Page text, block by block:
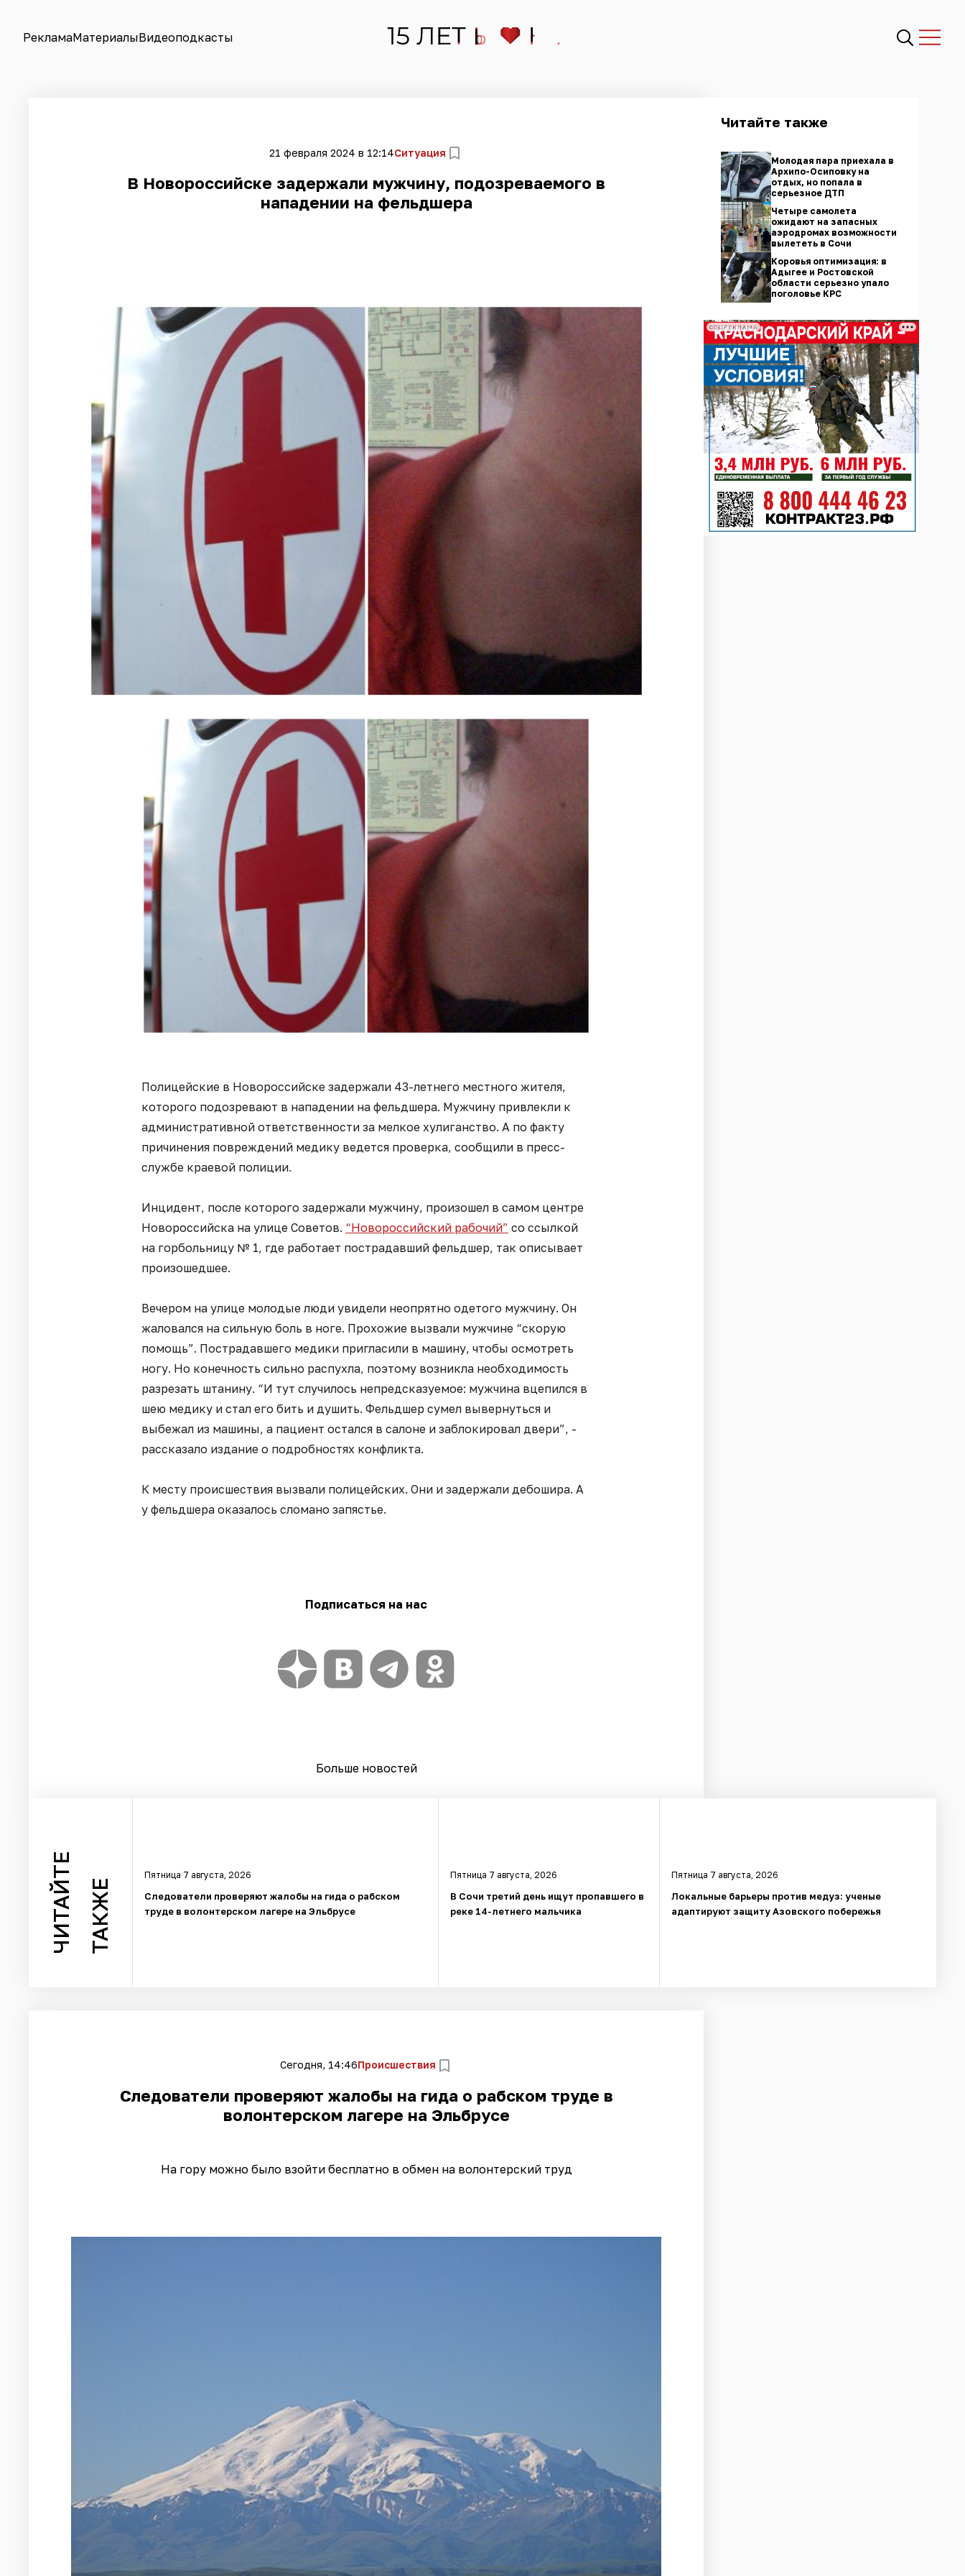
РекламаМатериалыВидеоподкасты
21 февраля 2024 в 12:14Ситуация
​В Новороссийске задержали мужчину, подозреваемого в
нападении на фельдшера
Полицейские в Новороссийске задержали 43-летнего местного жителя,
которого подозревают в нападении на фельдшера. Мужчину привлекли к
административной ответственности за мелкое хулиганство. А по факту
причинения повреждений медику ведется проверка, сообщили в пресс-
службе краевой полиции.
Инцидент, после которого задержали мужчину, произошел в самом центре
Новороссийска на улице Советов. “Новороссийский рабочий” со ссылкой
на горбольницу № 1, где работает пострадавший фельдшер, так описывает
произошедшее.
Вечером на улице молодые люди увидели неопрятно одетого мужчину. Он
жаловался на сильную боль в ноге. Прохожие вызвали мужчине “скорую
помощь”. Пострадавшего медики пригласили в машину, чтобы осмотреть
ногу. Но конечность сильно распухла, поэтому возникла необходимость
разрезать штанину. “И тут случилось непредсказуемое: мужчина вцепился в
шею медику и стал его бить и душить. Фельдшер сумел вывернуться и
выбежал из машины, а пациент остался в салоне и заблокировал двери”, -
рассказало издание о подробностях конфликта.
К месту происшествия вызвали полицейских. Они и задержали дебошира. А
у фельдшера оказалось сломано запястье.
Подписаться на нас
Больше новостей
Читайте также
Молодая пара приехала в
Архипо-Осиповку на
отдых, но попала в
серьезное ДТП
Четыре самолета
ожидают на запасных
аэродромах возможности
вылететь в Сочи
Коровья оптимизация: в
Адыгее и Ростовской
области серьезно упало
поголовье КРС
СОЦРЕКЛАМА
ЧИТАЙТЕ ТАКЖЕ
Пятница 7 августа, 2026
Следователи проверяют жалобы на гида о рабском
труде в волонтерском лагере на Эльбрусе
Пятница 7 августа, 2026
В Сочи третий день ищут пропавшего в
реке 14-летнего мальчика
Пятница 7 августа, 2026
Локальные барьеры против медуз: ученые
адаптируют защиту Азовского побережья
Сегодня, 14:46Происшествия
Следователи проверяют жалобы на гида о рабском труде в
волонтерском лагере на Эльбрусе
На гору можно было взойти бесплатно в обмен на волонтерский труд